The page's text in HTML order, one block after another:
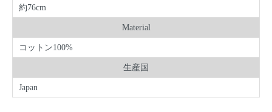
約76cm
Material
コットン100%
生産国
Japan